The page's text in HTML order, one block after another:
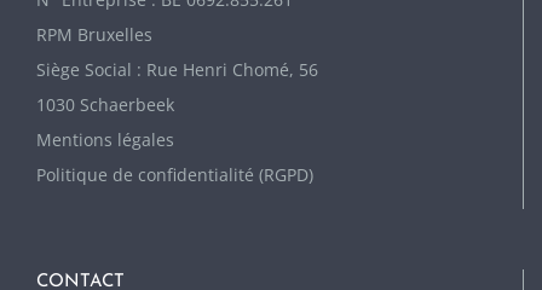
RPM Bruxelles
Siège Social : Rue Henri Chomé, 56
1030 Schaerbeek
Mentions légales
Politique de confidentialité (RGPD)
CONTACT